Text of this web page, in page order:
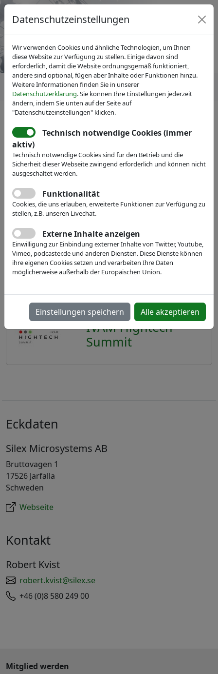
IVAM Fachverband für Mikrotechnik
Veranstaltungen
Silex Microsystems AB
Webseite
IVAM Hightech
Summit
Eckdaten
Silex Microsystems AB
Bruttovagen 1
17526 Jarfalla
Schweden
Webseite
Kontakt
Robert Kvist
robert.kvist@silex.se
+46 (0)8 580 249 00
Mitglied werden
Datenschutzeinstellungen
Wir verwenden Cookies und ähnliche Technologien, um Ihnen
diese Website zur Verfügung zu stellen. Einige davon sind
erforderlich, damit die Website ordnungsgemäß funktioniert,
andere sind optional, fügen aber Inhalte oder Funktionen hinzu.
Weitere Informationen finden Sie in unserer
Datenschutzerklärung. Sie können Ihre Einstellungen jederzeit
ändern, indem Sie unten auf der Seite auf
"Datenschutzeinstellungen" klicken.
Technisch notwendige Cookies (immer
aktiv)
Technisch notwendige Cookies sind für den Betrieb und die
Sicherheit dieser Webseite zwingend erforderlich und können nicht
ausgeschaltet werden.
Funktionalität
Cookies, die uns erlauben, erweiterte Funktionen zur Verfügung zu
stellen, z.B. unseren Livechat.
Externe Inhalte anzeigen
Einwilligung zur Einbindung externer Inhalte von Twitter, Youtube,
Vimeo, podcaster.de und anderen Diensten. Diese Dienste können
ihre eigenen Cookies setzen und verarbeiten Ihre Daten
möglicherweise außerhalb der Europäischen Union.
Einstellungen speichern Alle akzeptieren